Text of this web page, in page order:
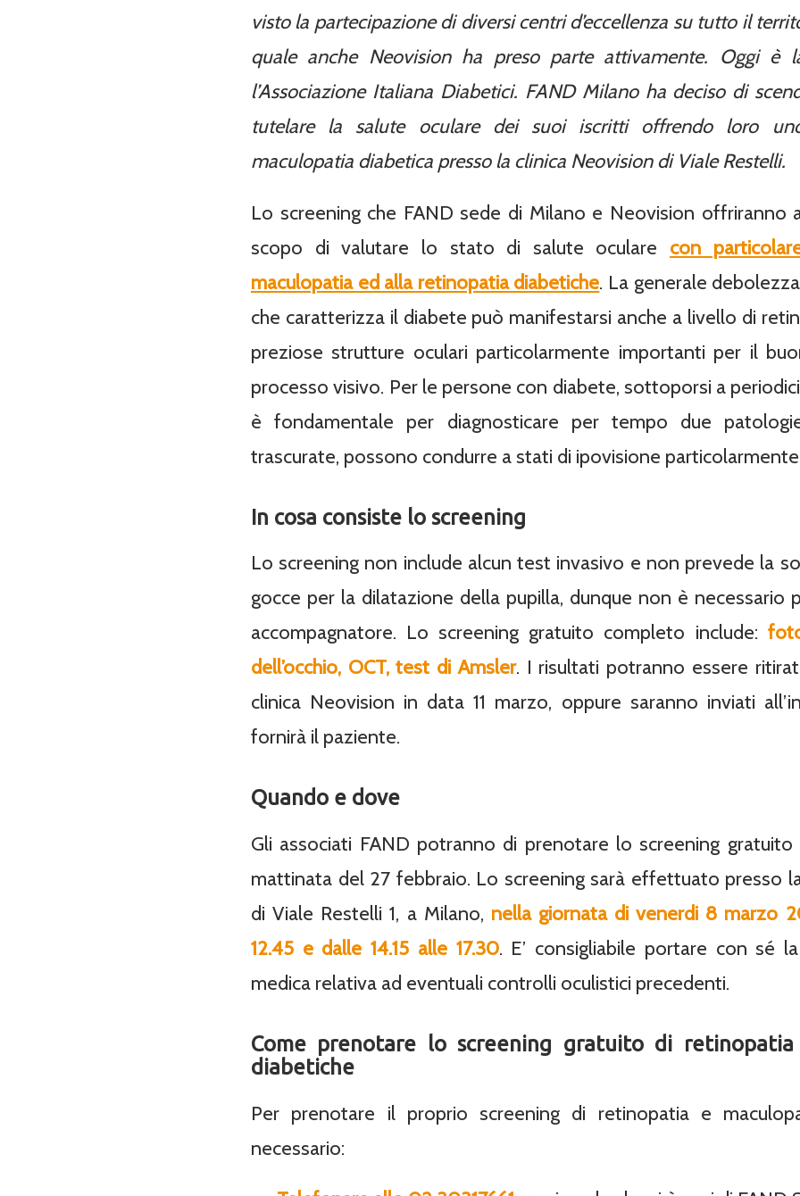
visto la partecipazione di diversi centri d’eccellenza su tutto il
quale anche Neovision ha preso parte attivamente. Oggi è
l’Associazione Italiana Diabetici. FAND Milano ha deciso di
tutelare la salute oculare dei suoi iscritti offrendo loro
maculopatia diabetica presso la clinica Neovision di Viale Restelli.
Lo screening che FAND sede di Milano e Neovision offriranno
scopo di valutare lo stato di salute oculare con
maculopatia ed alla retinopatia diabetiche. La generale
che caratterizza il diabete può manifestarsi anche a livello di
preziose strutture oculari particolarmente importanti per il
processo visivo. Per le persone con diabete, sottoporsi a
è fondamentale per diagnosticare per tempo due
trascurate, possono condurre a stati di ipovisione particolarmente
In cosa consiste lo screening
Lo screening non include alcun test invasivo e non prevede la
gocce per la dilatazione della pupilla, dunque non è necessario
accompagnatore. Lo screening gratuito completo include:
dell’occhio, OCT, test di Amsler. I risultati potranno essere
clinica Neovision in data 11 marzo, oppure saranno inviati
fornirà il paziente.
Quando e dove
Gli associati FAND potranno di prenotare lo screening
mattinata del 27 febbraio. Lo screening sarà effettuato presso
di Viale Restelli 1, a Milano, nella giornata di venerdi 8 marzo
12.45 e dalle 14.15 alle 17.30. E’ consigliabile portare con sé
medica relativa ad eventuali controlli oculistici precedenti.
Come prenotare lo screening gratuito di retinopatia
diabetiche
Per prenotare il proprio screening di retinopatia e
necessario: